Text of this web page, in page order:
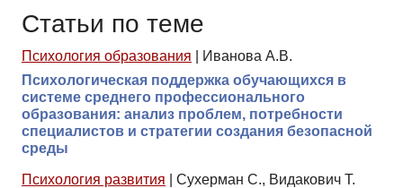
Статьи по теме
Психология образования
Иванова А.В.
Психологическая поддержка обучающихся в
системе среднего профессионального
образования: анализ проблем, потребности
специалистов и стратегии создания безопасной
среды
Психология развития
Сухерман С., Видакович Т.